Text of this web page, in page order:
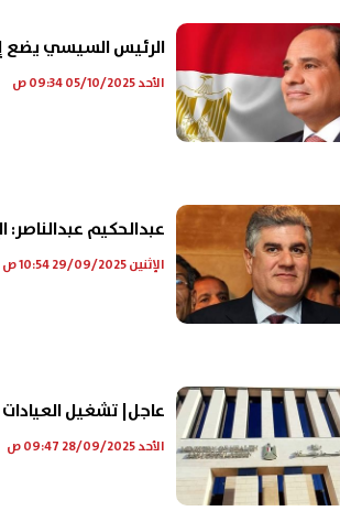
الرئيس السيسي يضع
الأحد 05/10/2025 09:34 ص
عبدالحكيم
الإثنين 29/09/2025 10:54 ص
عاجل| تشغيل العيادات
الأحد 28/09/2025 09:47 ص